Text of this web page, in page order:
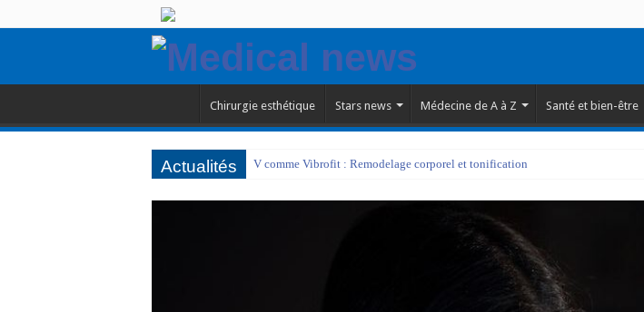
Chirurgie esthétique Stars news Médecine de A à Z Santé et bien-être
Actualités V comme Vibrofit : Remodelage corporel et tonification